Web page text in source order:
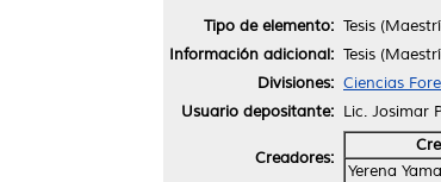
Tipo de elemento: Tesis
Información adicional: Tesis
Divisiones: Ciencias
Usuario depositante: Lic. Josimar
Creadores:
Yerena